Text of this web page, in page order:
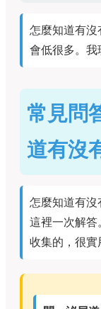
怎麼知道有沒
會低很多。我
常見問
道有沒
怎麼知道有沒
這裡一次解答
收集的，很實